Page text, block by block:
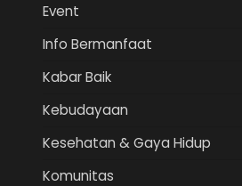
Event
Info Bermanfaat
Kabar Baik
Kebudayaan
Kesehatan & Gaya Hidup
Komunitas